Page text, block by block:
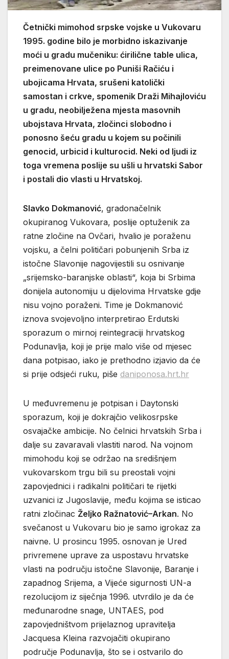
Četnički mimohod srpske vojske u Vukovaru
1995. godine bilo je morbidno iskazivanje
moći u gradu mučeniku: ćirilične table ulica,
preimenovane ulice po Puniši Račiću i
ubojicama Hrvata, srušeni katolički
samostan i crkve, spomenik Draži Mihajloviću
u gradu, neobilježena mjesta masovnih
ubojstava Hrvata, zločinci slobodno i
ponosno šeću gradu u kojem su počinili
genocid, urbicid i kulturocid. Neki od ljudi iz
toga vremena poslije su ušli u hrvatski Sabor
i postali dio vlasti u Hrvatskoj.
Slavko Dokmanović, gradonačelnik
okupiranog Vukovara, poslije optuženik za
ratne zločine na Ovčari, hvalio je poraženu
vojsku, a čelni političari pobunjenih Srba iz
istočne Slavonije nagovijestili su osnivanje
„srijemsko-baranjske oblasti“, koja bi Srbima
donijela autonomiju u dijelovima Hrvatske gdje
nisu vojno poraženi. Time je Dokmanović
iznova svojevoljno interpretirao Erdutski
sporazum o mirnoj reintegraciji hrvatskog
Podunavlja, koji je prije malo više od mjesec
dana potpisao, iako je prethodno izjavio da će
si prije odsjeći ruku, piše daniponosa.hrt.hr
U međuvremenu je potpisan i Daytonski
sporazum, koji je dokrajčio velikosrpske
osvajačke ambicije. No čelnici hrvatskih Srba i
dalje su zavaravali vlastiti narod. Na vojnom
mimohodu koji se održao na središnjem
vukovarskom trgu bili su preostali vojni
zapovjednici i radikalni političari te rijetki
uzvanici iz Jugoslavije, među kojima se isticao
ratni zločinac Željko Ražnatović–Arkan. No
svečanost u Vukovaru bio je samo igrokaz za
naivne. U prosincu 1995. osnovan je Ured
privremene uprave za uspostavu hrvatske
vlasti na području istočne Slavonije, Baranje i
zapadnog Srijema, a Vijeće sigurnosti UN-a
rezolucijom iz siječnja 1996. utvrdilo je da će
međunarodne snage, UNTAES, pod
zapovjedništvom prijelaznog upravitelja
Jacquesa Kleina razvojačiti okupirano
područje Podunavlja, što se i ostvarilo do